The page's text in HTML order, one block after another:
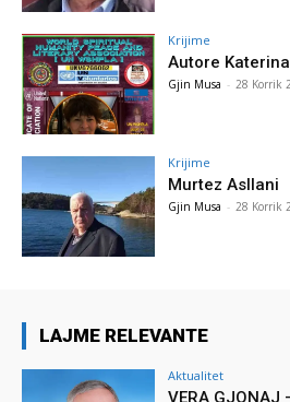
Krijime
Autore
Gjin Musa - 28 Korrik
Krijime
Murtez Asllani
Gjin Musa - 28 Korrik
LAJME RELEVANTE
Aktualitet
VERA GJONAJ